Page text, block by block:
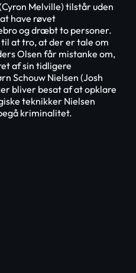
Melville) tilstår uden
have røvet
og dræbt to personer.
at tro, at der er tale om
Olsen får mistanke om,
af sin tidligere
Schouw Nielsen (Josh
bliver besat af at opklare
teknikker Nielsen
kriminalitet.